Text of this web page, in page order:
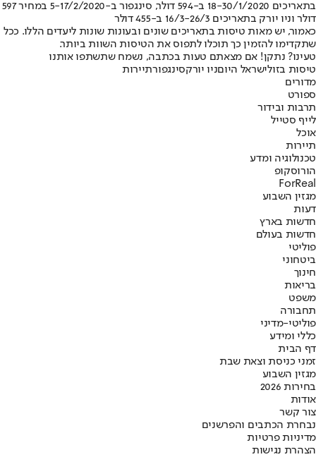
בתאריכים 18-30/1/2020 ב-594 דולר, סינגפור ב-5-17/2/2020 במחיר 597
דולר וניו יורק בתאריכים 16/3-26/3 ב-455 דולר
כאמור, יש מאות טיסות בתאריכים שונים ובעונות שונות ליעדים הללו. ככל
שתקדימו להזמין כך תוכלו לתפוס את הטיסות השוות ביותר.
טעינו? נתקן! אם מצאתם טעות בכתבה, נשמח שתשתפו אותנו
טיסות בזולישראל היוםניו יורקסינגפורתיירות
מדורים
ספורט
תרבות ובידור
לייף סטייל
אוכל
תיירות
טכנולוגיה ומדע
הורוסקופ
ForReal
מגזין השבוע
דעות
חדשות בארץ
חדשות בעולם
פוליטי
ביטחוני
חינוך
בריאות
משפט
תחבורה
פוליטי-מדיני
כללי ומידע
דף הבית
זמני כניסת וצאת שבת
מגזין השבוע
בחירות 2026
אודות
צור קשר
נבחרת הכתבים והפרשנים
מדיניות פרטיות
הצהרת נגישות